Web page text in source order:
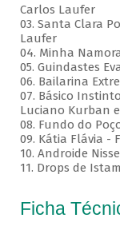
Carlos Laufer
03. Santa Clara
Laufer
04. Minha
05. Guindastes
06. Bailarina
07. Básico
Luciano Kurban
08. Fundo do
09. Kátia Flávia -
10. Androide
11. Drops de
Ficha